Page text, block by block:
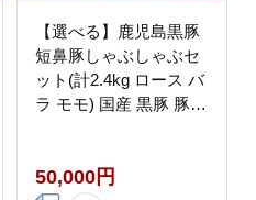
【選べる】鹿児島黒豚
短鼻豚しゃぶしゃぶセ
ット(計2.4kg ロース バ
ラ モモ) 国産 黒豚 豚肉
取り寄せ 特産品 (a065)
50,000円